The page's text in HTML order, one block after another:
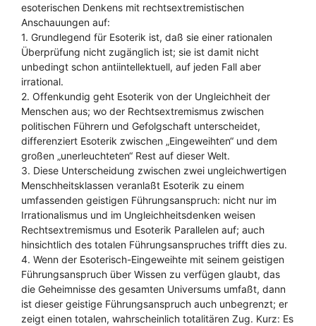
esoterischen Denkens mit rechtsextremistischen
Anschauungen auf:
1. Grundlegend für Esoterik ist, daß sie einer rationalen
Überprüfung nicht zugänglich ist; sie ist damit nicht
unbedingt schon antiintellektuell, auf jeden Fall aber
irrational.
2. Offenkundig geht Esoterik von der Ungleichheit der
Menschen aus; wo der Rechtsextremismus zwischen
politischen Führern und Gefolgschaft unterscheidet,
differenziert Esoterik zwischen „Eingeweihten“ und dem
großen „unerleuchteten“ Rest auf dieser Welt.
3. Diese Unterscheidung zwischen zwei ungleichwertigen
Menschheitsklassen veranlaßt Esoterik zu einem
umfassenden geistigen Führungsanspruch: nicht nur im
Irrationalismus und im Ungleichheitsdenken weisen
Rechtsextremismus und Esoterik Parallelen auf; auch
hinsichtlich des totalen Führungsanspruches trifft dies zu.
4. Wenn der Esoterisch-Eingeweihte mit seinem geistigen
Führungsanspruch über Wissen zu verfügen glaubt, das
die Geheimnisse des gesamten Universums umfaßt, dann
ist dieser geistige Führungsanspruch auch unbegrenzt; er
zeigt einen totalen, wahrscheinlich totalitären Zug. Kurz: Es